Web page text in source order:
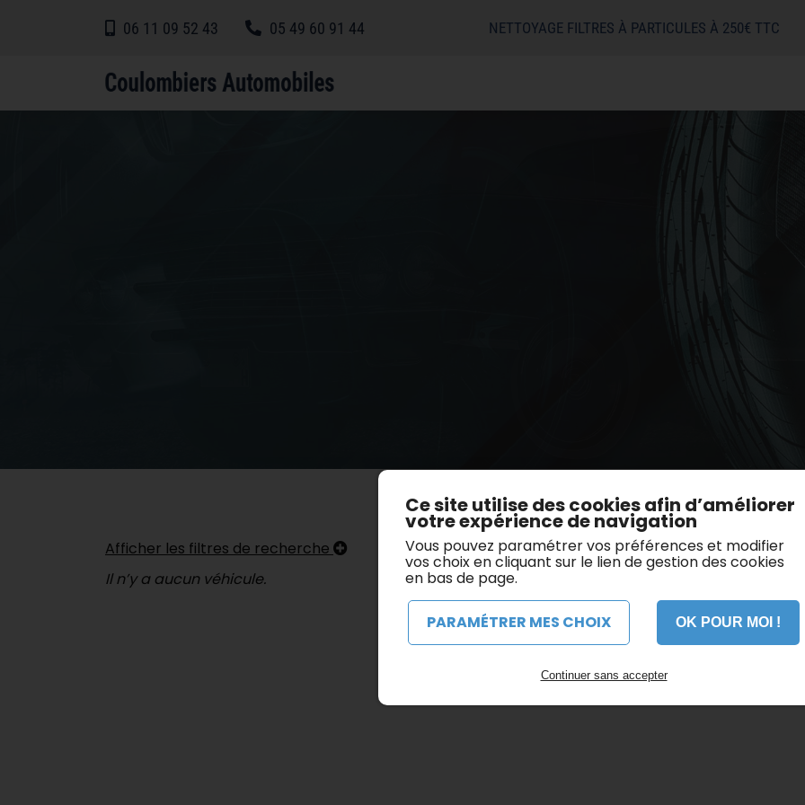
06 11 09 52 43 05 49 60 91 44 NETTOYAGE FILTRES À PARTICULES À 250€ TTC
Nemo
Afficher les filtres de recherche
Il n’y a aucun véhicule.
Ce site utilise des cookies afin d’améliorer
votre expérience de navigation
Vous pouvez paramétrer vos préférences et modifier
vos choix en cliquant sur le lien de gestion des cookies
en bas de page.
PARAMÉTRER MES CHOIX OK POUR MOI !
Continuer sans accepter